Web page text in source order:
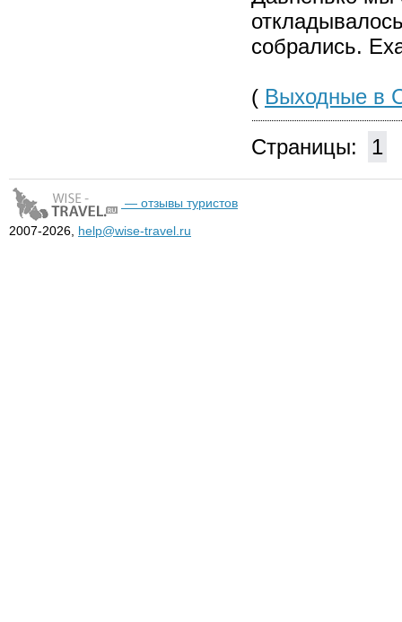
собрались.
( Выходные в
Страницы: 1
— отзывы туристов
2007-2026, help@wise-travel.ru